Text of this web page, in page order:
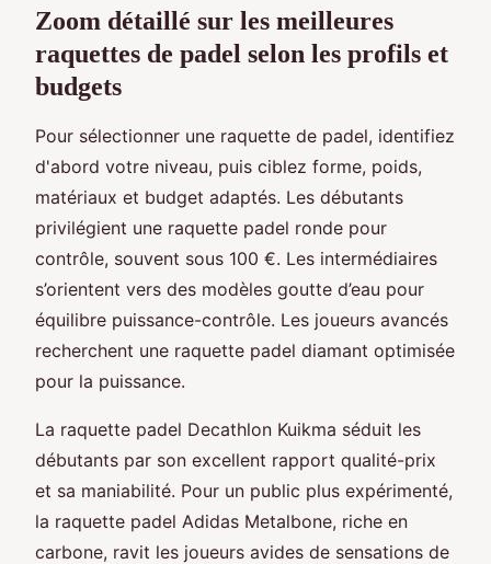
Zoom détaillé sur les meilleures
raquettes de padel selon les profils et
budgets
Pour sélectionner une raquette de padel, identifiez
d'abord votre niveau, puis ciblez forme, poids,
matériaux et budget adaptés. Les débutants
privilégient une raquette padel ronde pour
contrôle, souvent sous 100 €. Les intermédiaires
s’orientent vers des modèles goutte d’eau pour
équilibre puissance-contrôle. Les joueurs avancés
recherchent une raquette padel diamant optimisée
pour la puissance.
La raquette padel Decathlon Kuikma séduit les
débutants par son excellent rapport qualité-prix
et sa maniabilité. Pour un public plus expérimenté,
la raquette padel Adidas Metalbone, riche en
carbone, ravit les joueurs avides de sensations de